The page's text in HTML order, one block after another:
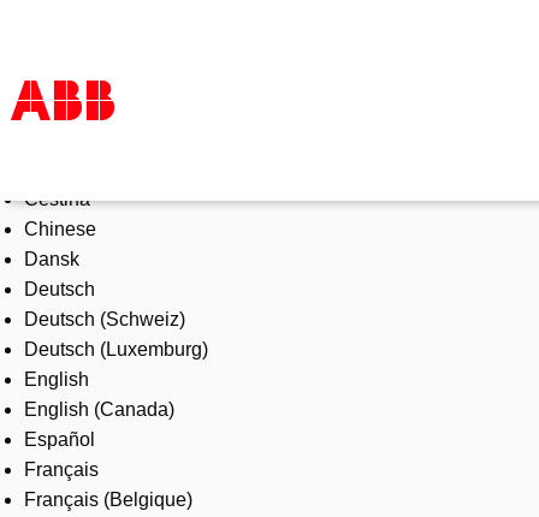
Products & Solutions
Industries
Services
About us
Where to buy
Contact us
Careers
Čeština
Chinese
Dansk
Deutsch
Deutsch (Schweiz)
Deutsch (Luxemburg)
English
English (Canada)
Español
Français
Français (Belgique)